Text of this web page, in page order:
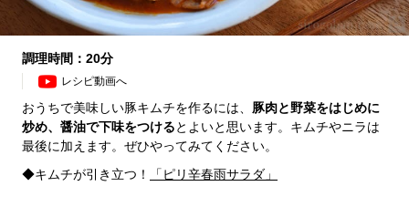
調理時間：20分
レシピ動画へ
おうちで美味しい豚キムチを作るには、 豚肉と野菜をはじめに
炒め、醤油で下味をつけるとよいと思います。キムチやニラは
最後に加えます。ぜひやってみてください。
◆キムチが引き立つ！
「ピリ辛春雨サラダ」